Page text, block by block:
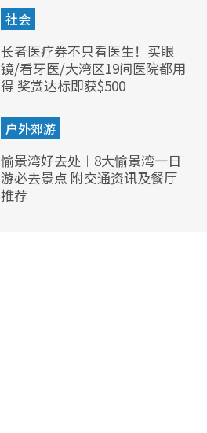
社会
长者医疗券不只看医生！买眼
镜/看牙医/大湾区19间医院都用
得 奖赏达标即获$500
户外郊游
愉景湾好去处︱8大愉景湾一日
游必去景点 附交通资讯及餐厅
推荐